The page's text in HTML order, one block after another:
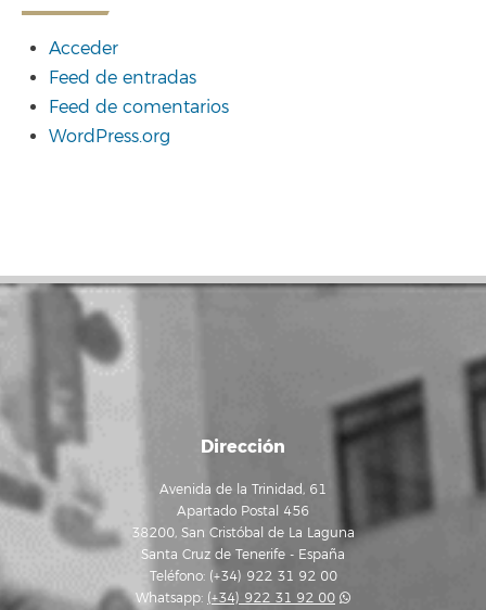
Acceder
Feed de entradas
Feed de comentarios
WordPress.org
Dirección
Avenida de la Trinidad, 61
Apartado Postal 456
38200, San Cristóbal de La Laguna
Santa Cruz de Tenerife - España
Teléfono: (+34) 922 31 92 00
Whatsapp: (+34) 922 31 92 00